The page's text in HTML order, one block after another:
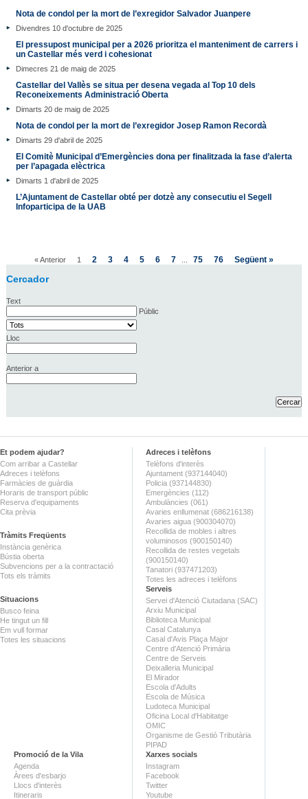
Nota de condol per la mort de l’exregidor Salvador Juanpere
Divendres 10 d'octubre de 2025
El pressupost municipal per a 2026 prioritza el manteniment de carrers i
un Castellar més verd i cohesionat
Dimecres 21 de maig de 2025
Castellar del Vallès se situa per desena vegada al Top 10 dels
Reconeixements Administració Oberta
Dimarts 20 de maig de 2025
Nota de condol per la mort de l’exregidor Josep Ramon Recordà
Dimarts 29 d'abril de 2025
El Comitè Municipal d’Emergències dona per finalitzada la fase d’alerta
per l’apagada elèctrica
Dimarts 1 d'abril de 2025
L’Ajuntament de Castellar obté per dotzè any consecutiu el Segell
Infoparticipa de la UAB
« Anterior 1 2 3 4 5 6 7 75 76 Següent »
Cercador
Text
Públic
Lloc
Anterior a
Et podem ajudar?
Com arribar a Castellar
Adreces i telèfons
Farmàcies de guàrdia
Horaris de transport públic
Reserva d'equipaments
Cita prèvia
Tràmits Freqüents
Instància genèrica
Bústia oberta
Subvencions per a la contractació
Tots els tràmits
Situacions
Busco feina
He tingut un fill
Em vull formar
Totes les situacions
Adreces i telèfons
Telèfons d'interès
Ajuntament (937144040)
Policia (937144830)
Emergències (112)
Ambulàncies (061)
Avaries enllumenat (686216138)
Avaries aigua (900304070)
Recollida de mobles i altres
voluminosos (900150140)
Recollida de restes vegetals
(900150140)
Tanatori (937471203)
Totes les adreces i telèfons
Serveis
Servei d'Atenció Ciutadana (SAC)
Arxiu Municipal
Biblioteca Municipal
Casal Catalunya
Casal d'Avis Plaça Major
Centre d'Atenció Primària
Centre de Serveis
Deixalleria Municipal
El Mirador
Escola d'Adults
Escola de Música
Ludoteca Municipal
Oficina Local d'Habitatge
OMIC
Organisme de Gestió Tributària
PIPAD
Promoció de la Vila
Agenda
Àrees d'esbarjo
Llocs d'interès
Itineraris
Xarxes socials
Instagram
Facebook
Twitter
Youtube